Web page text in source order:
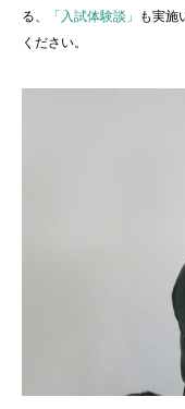
る、
「入試体験談」
も実施
ください。